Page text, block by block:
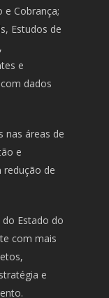
e Cobrança;
Estudos de
e
dados
nas áreas de
e
redução de
Estado do
com mais
e